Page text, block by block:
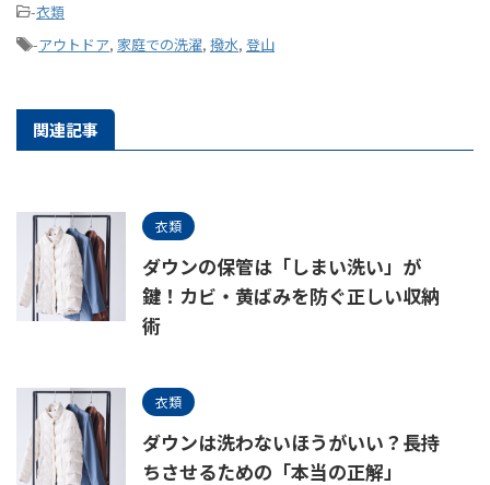
-衣類
-アウトドア, 家庭での洗濯, 撥水, 登山
関連記事
衣類
ダウンの保管は「しまい洗い」が
鍵！カビ・黄ばみを防ぐ正しい収納
術
衣類
ダウンは洗わないほうがいい？長持
ちさせるための「本当の正解」